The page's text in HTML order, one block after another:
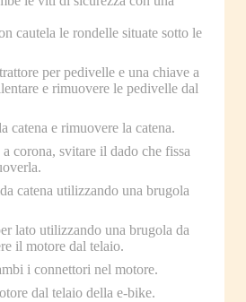
cautela le rondelle situate sotto le
per pedivelle e una chiave a
e rimuovere le pedivelle dal
catena e rimuovere la catena.
corona, svitare il dado che fissa
catena utilizzando una brugola
lato utilizzando una brugola da
il motore dal telaio.
i connettori nel motore.
dal telaio della e-bike.